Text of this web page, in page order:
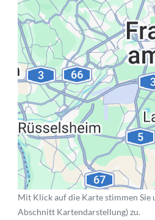
Mit Klick auf die Karte stimmen Sie
Abschnitt Kartendarstellung) zu.